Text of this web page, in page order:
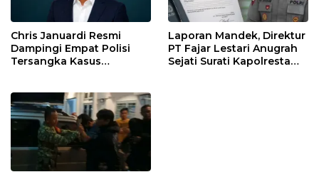
Chris Januardi Resmi
Dampingi Empat Polisi
Tersangka Kasus
Laporan Mandek, Direktur
PT Fajar Lestari Anugrah
Sejati Surati Kapolresta